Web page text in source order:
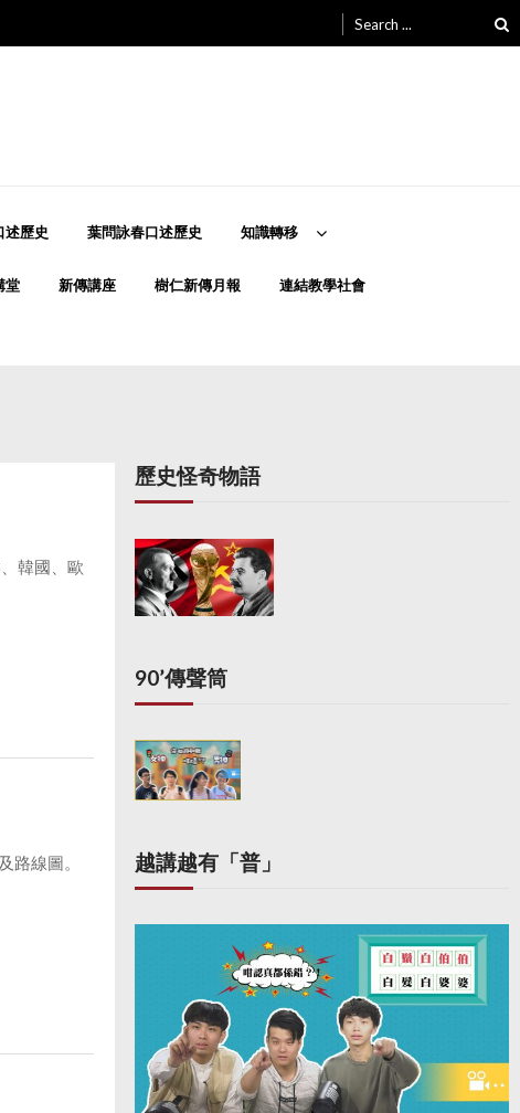
for:
述歷史 葉問詠春口述歷史 知識轉移
堂 新傳講座 樹仁新傳月報 連結教學社會
韓國、歐
路線圖。
歷史怪奇物語
90’傳聲筒
越講越有「普」